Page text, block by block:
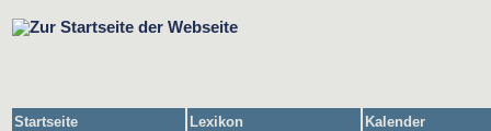
Startseite Lexikon
Kalender